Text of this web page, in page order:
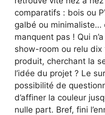
comparatifs : bois ou
galbé ou minimaliste…
manquent pas ! Qui
show-room ou relu dix
produit, cherchant la
l’idée du projet ? Le
possibilité de
d’affiner la couleur
nulle part. Bref, fini